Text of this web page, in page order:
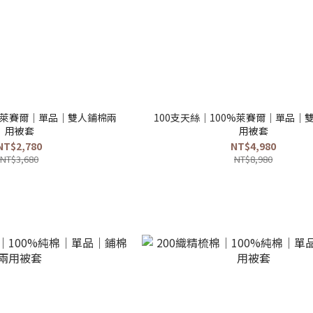
賽爾｜單品｜雙人鋪棉兩
用被套
NT$3,680
100支天絲｜100%萊賽爾｜單品｜
用被套
NT$4,980
NT$8,980